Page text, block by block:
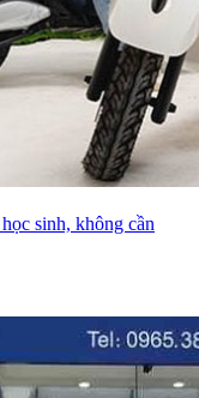
sinh, không cần